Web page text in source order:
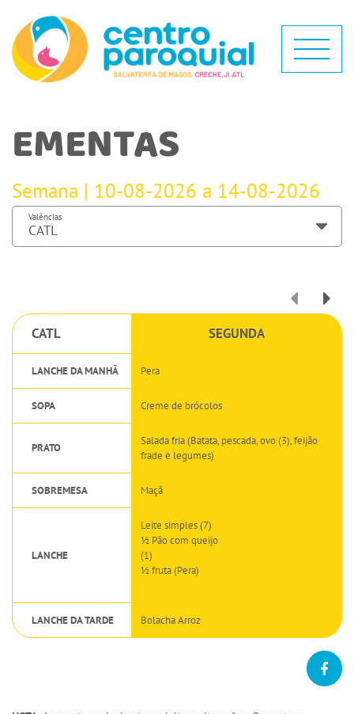
EMENTAS
Semana | 10-08-2026 a 14-08-2026
Valências
CATL SEGUNDA
LANCHE DA MANHÃ Pera
SOPA Creme de brócolos
PRATO
Salada fria (Batata, pescada, ovo (3), feijão
frade e legumes)
SOBREMESA Maçã
LANCHE
Leite simples (7)
½ Pão com queijo
(1)
½ fruta (Pera)
LANCHE DA TARDE Bolacha Arroz